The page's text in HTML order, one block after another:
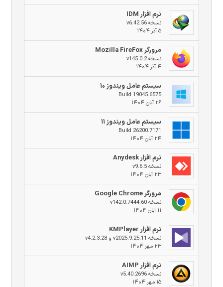
نرم افزار IDM
نسخه v6.42.56
۵ آذر ۱۴۰۴
مرورگر Mozilla FireFox
نسخه v145.0.2
۴ آذر ۱۴۰۴
سیستم عامل ویندوز ۱۰
Build 19045.6575
۲۶ آبان ۱۴۰۴
سیستم عامل ویندوز ۱۱
Build 26200.7171
۲۴ آبان ۱۴۰۴
نرم افزار Anydesk
نسخه v9.6.5
۲۳ آبان ۱۴۰۴
مرورگر Google Chrome
نسخه v142.0.7444.60
۱۱ آبان ۱۴۰۴
نرم افزار KMPlayer
نسخه v2025.9.25.11 و v4.2.3.28
۲۳ مهر ۱۴۰۴
نرم افزار AIMP
نسخه v5.40.2696
۱۵ مهر ۱۴۰۴